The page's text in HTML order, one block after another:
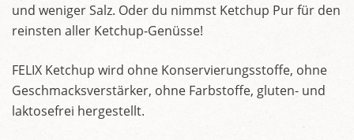
und weniger Salz. Oder du nimmst Ketchup Pur für den
reinsten aller Ketchup-Genüsse!
FELIX Ketchup wird ohne Konservierungsstoffe, ohne
Geschmacksverstärker, ohne Farbstoffe, gluten- und
laktosefrei hergestellt.